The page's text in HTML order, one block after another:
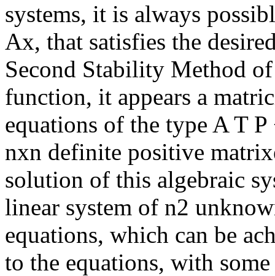
systems, it is always
Ax, that satisfies the
Second Stability Method
function, it appears a
equations of the type A T
nxn definite positive
solution of this algebraic
linear system of n2
equations, which can be
to the equations, with